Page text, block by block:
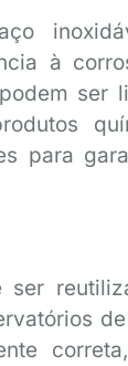
à
ser
para
ser